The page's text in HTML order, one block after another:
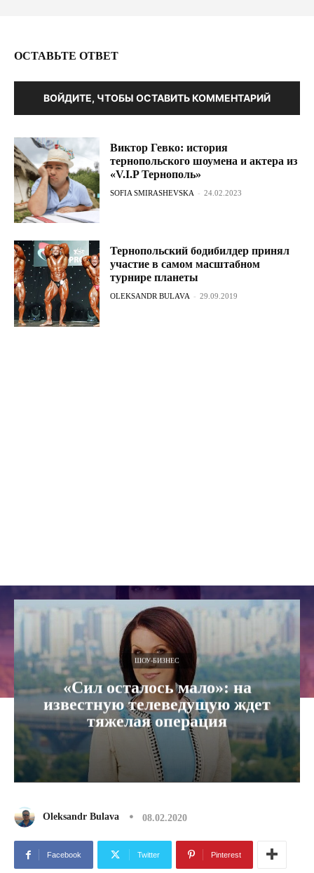
ОСТАВЬТЕ ОТВЕТ
ВОЙДИТЕ, ЧТОБЫ ОСТАВИТЬ КОММЕНТАРИЙ
Виктор Гевко: история
тернопольского шоумена и актера из
«V.I.P Тернополь»
SOFIA SMIRASHEVSKA - 24.02.2023
Тернопольский бодибилдер принял
участие в самом масштабном
турнире планеты
OLEKSANDR BULAVA - 29.09.2019